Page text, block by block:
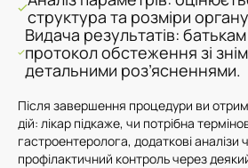
структура та розміри
Видача результатів:
протокол обстеження зі
детальними роз’ясненнями.
Після завершення процедури ви
дій: лікар підкаже, чи потрібна
гастроентеролога, додаткові аналізи
профілактичний контроль через